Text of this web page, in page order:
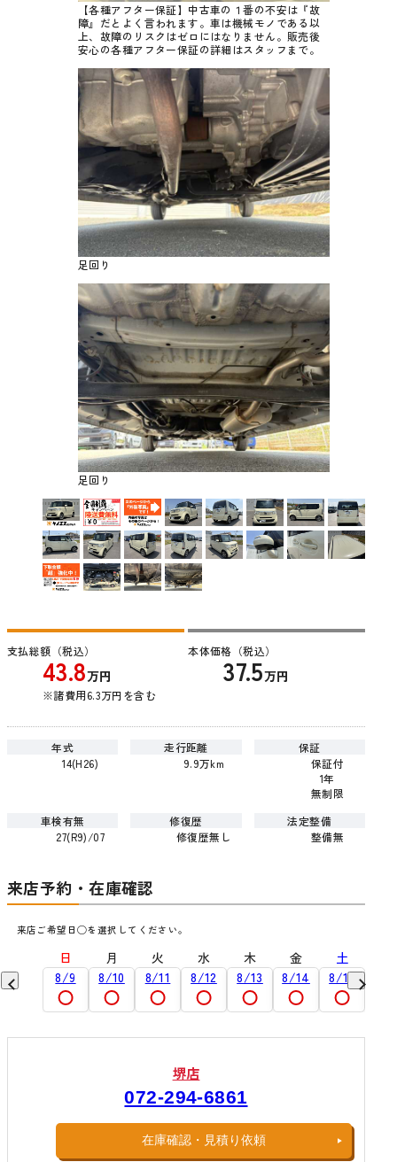
【各種アフター保証】中古車の１番の不安は『故
障』だとよく言われます。車は機械モノである以
上、故障のリスクはゼロにはなりません。販売後
安心の各種アフター保証の詳細はスタッフまで。
足回り
足回り
支払総額（税込）
43.8万円
※諸費用6.3万円を含む
本体価格（税込）
37.5万円
年式
14(H26)
走行距離
9.9万km
保証
保証付
1年
無制限
車検有無
27(R9)/07
修復歴
修復歴無し
法定整備
整備無
来店予約・在庫確認
来店ご希望日◯を選択してください。
9/5
日
8/9
月
8/10
火
8/11
水
8/12
木
8/13
金
8/14
土
8/15
堺店
072-294-6861
在庫確認・見積り依頼